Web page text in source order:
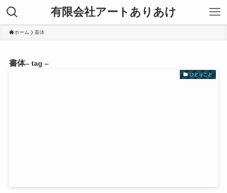
有限会社アートありあけ
ホーム 書体
書体– tag –
ひとりごと